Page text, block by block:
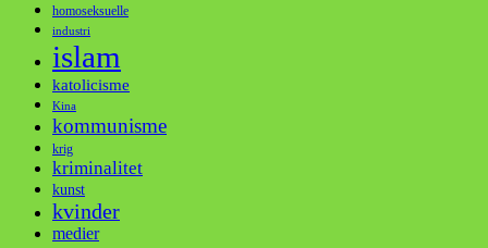
homoseksuelle
industri
islam
katolicisme
Kina
kommunisme
krig
kriminalitet
kunst
kvinder
medier